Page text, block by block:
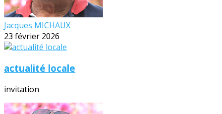
Jacques MICHAUX
23 février 2026
actualité locale
invitation